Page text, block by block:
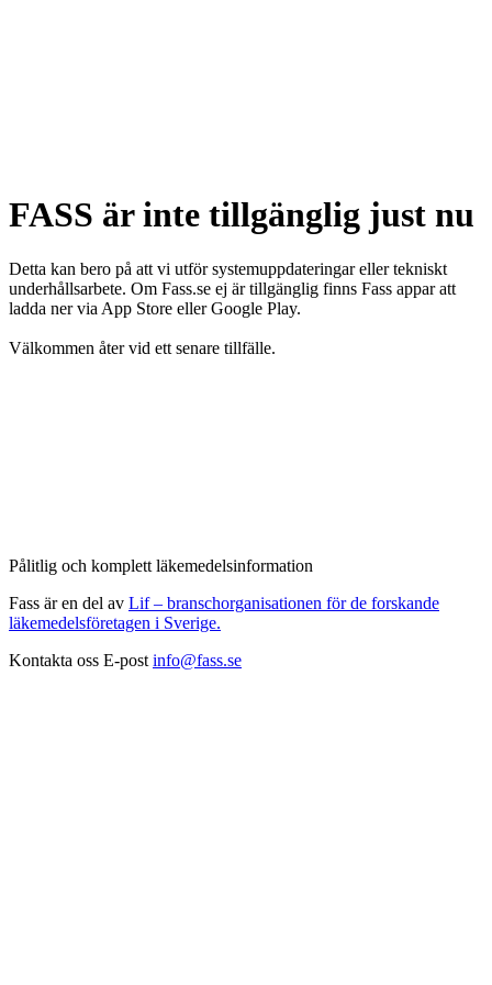
FASS är inte tillgänglig just nu
Detta kan bero på att vi utför systemuppdateringar eller tekniskt
underhållsarbete. Om Fass.se ej är tillgänglig finns Fass appar att
ladda ner via App Store eller Google Play.
Välkommen åter vid ett senare tillfälle.
Pålitlig och komplett läkemedelsinformation
Fass är en del av Lif – branschorganisationen för de forskande
läkemedelsföretagen i Sverige.
Kontakta oss E-post info@fass.se